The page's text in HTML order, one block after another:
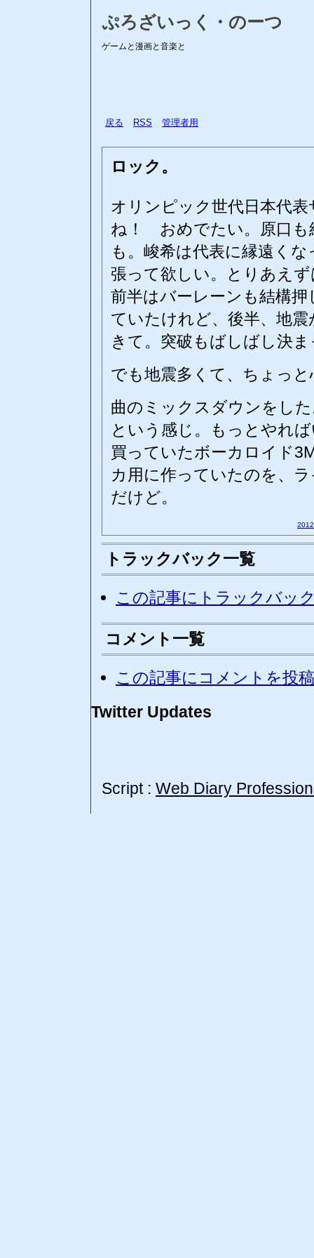
ぷろざいっく・のーつ
ゲームと漫画と音楽と
戻る RSS 管理者用
ロック。
オリンピック世代日本代
ね！ おめでたい。原口も
も。峻希は代表に縁遠く
張って欲しい。とりあえず
前半はバーレーンも結構
ていたけれど、後半、地
きて。突破もばしばし決
でも地震多くて、ちょっ
曲のミックスダウンをし
という感じ。もっとやれ
買っていたボーカロイド
カ用に作っていたのを、
だけど。
トラックバック一覧
この記事にトラックバッ
コメント一覧
この記事にコメントを投
Twitter Updates
Script : Web Diary